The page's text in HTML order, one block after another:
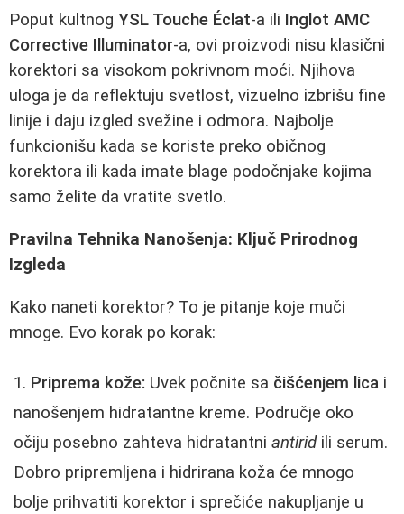
Poput kultnog YSL Touche Éclat-a ili Inglot AMC
Corrective Illuminator-a, ovi proizvodi nisu klasični
korektori sa visokom pokrivnom moći. Njihova
uloga je da reflektuju svetlost, vizuelno izbrišu fine
linije i daju izgled svežine i odmora. Najbolje
funkcionišu kada se koriste preko običnog
korektora ili kada imate blage podočnjake kojima
samo želite da vratite svetlo.
Pravilna Tehnika Nanošenja: Ključ Prirodnog
Izgleda
Kako naneti korektor? To je pitanje koje muči
mnoge. Evo korak po korak:
Priprema kože: Uvek počnite sa čišćenjem lica i
nanošenjem hidratantne kreme. Područje oko
očiju posebno zahtevа hidratantni antiridili serum.
Dobro pripremljena i hidrirana koža će mnogo
bolje prihvatiti korektor i sprečiće nakupljanje u